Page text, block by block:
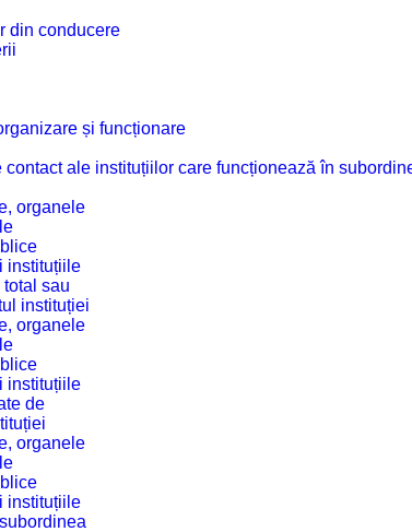
din conducere
și funcționare
contact ale instituțiilor care funcționează în
organele
instituțiile
sau
instituției
organele
instituțiile
de
organele
instituțiile